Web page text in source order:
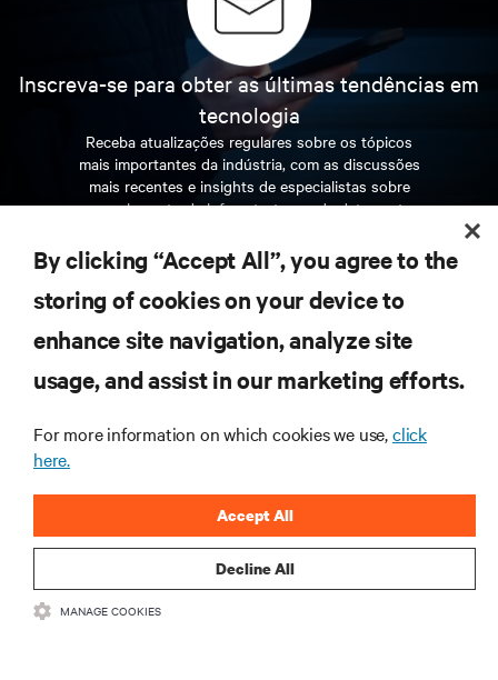
Inscreva-se para obter as últimas tendências em
tecnologia
Receba atualizações regulares sobre os tópicos
mais importantes da indústria, com as discussões
mais recentes e insights de especialistas sobre
gerenciamento de infraestrutura e de data center.
INSCREVA-SE AGORA
RECURSOS
CORPORATIVO
CONECTE-SE CONOSCO
By clicking “Accept All”, you agree to the
storing of cookies on your device to
enhance site navigation, analyze site
usage, and assist in our marketing efforts.
For more information on which cookies we use,click
here.
Decline All
Accept All
MANAGE COOKIES